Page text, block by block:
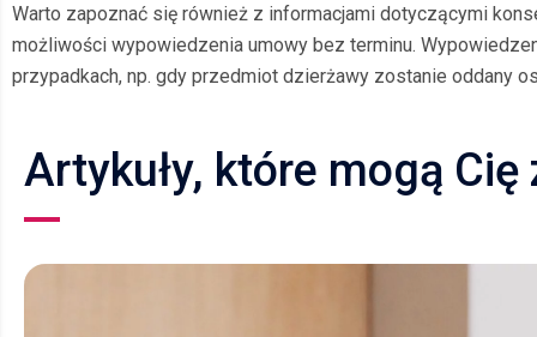
Warto zapoznać się również z informacjami dotyczącymi
możliwości wypowiedzenia umowy bez terminu.
przypadkach, np. gdy przedmiot dzierżawy zostanie oddany
Artykuły, które mogą